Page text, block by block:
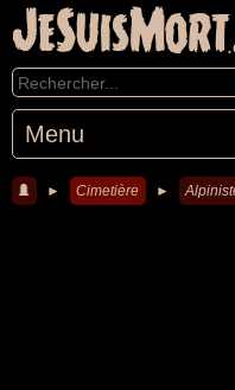
JeSuisMort
Menu
► Cimetière ►